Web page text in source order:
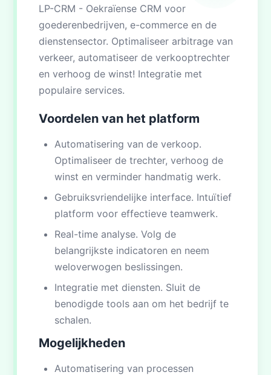
LP-CRM - Oekraïense CRM voor
goederenbedrijven, e-commerce en de
dienstensector. Optimaliseer arbitrage van
verkeer, automatiseer de verkooptrechter
en verhoog de winst! Integratie met
populaire services.
Voordelen van het platform
Automatisering van de verkoop.
Optimaliseer de trechter, verhoog de
winst en verminder handmatig werk.
Gebruiksvriendelijke interface. Intuïtief
platform voor effectieve teamwerk.
Real-time analyse. Volg de
belangrijkste indicatoren en neem
weloverwogen beslissingen.
Integratie met diensten. Sluit de
benodigde tools aan om het bedrijf te
schalen.
Mogelijkheden
Automatisering van processen